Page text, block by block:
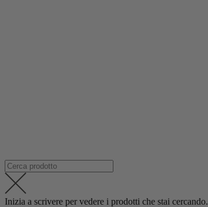
Inizia a scrivere per vedere i prodotti che stai cercando.